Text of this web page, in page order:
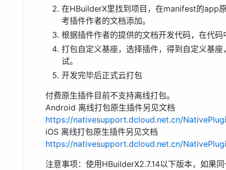
在HBuilderX里找到项目，在manifest的app
考插件作者的文档添加。
根据插件作者的提供的文档开发代码，在代
打包自定义基座，选择插件，得到自定义基
试。
开发完毕后正式云打包
付费原生插件目前不支持离线打包。
Android 离线打包原生插件另见文档
https://nativesupport.dcloud.net.cn/
iOS 离线打包原生插件另见文档
https://nativesupport.dcloud.net.cn/
注意事项：使用HBuilderX2.7.14以下版本，如果